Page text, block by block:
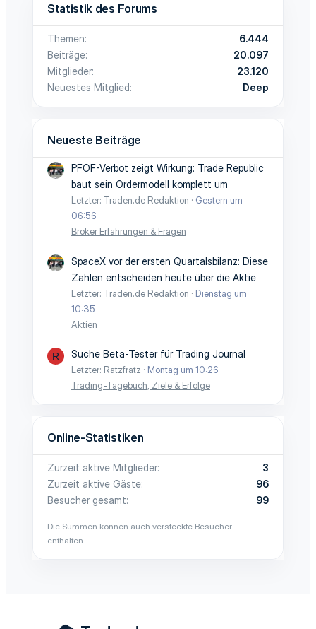
Statistik des Forums
Themen
6.444
Beiträge
20.097
Mitglieder
23.120
Neuestes Mitglied
Deep
Neueste Beiträge
PFOF-Verbot zeigt Wirkung: Trade Republic
baut sein Ordermodell komplett um
Letzter: Traden.de Redaktion
Gestern um
06:56
Broker Erfahrungen & Fragen
SpaceX vor der ersten Quartalsbilanz: Diese
Zahlen entscheiden heute über die Aktie
Letzter: Traden.de Redaktion
Dienstag um
10:35
Aktien
R Suche Beta-Tester für Trading Journal
Letzter: Ratzfratz
Montag um 10:26
Trading-Tagebuch, Ziele & Erfolge
Online-Statistiken
Zurzeit aktive Mitglieder
3
Zurzeit aktive Gäste
96
Besucher gesamt
99
Die Summen können auch versteckte Besucher
enthalten.